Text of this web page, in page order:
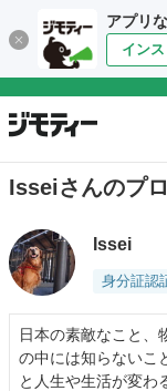
アプリ
イン
Isseiさんのプ
Issei
身分証認
日本の素敵なこと、
の中には知らないこ
と人生や生活が変わ